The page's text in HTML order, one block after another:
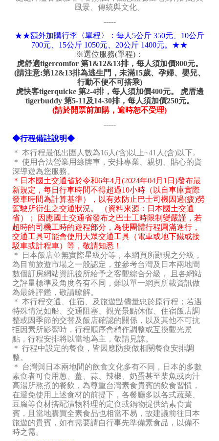
風景、傳統與文化。
-----
★★額外加購行李〈單程〉：每人5公斤 350元、10公斤
700元、15公斤 1050元、20公斤 1400元。★★
※選位服務(單程)：
虎舒適tigercomfor 第1&12&13排，每人須加價800元。
(請注意:第12&13排為逃生門，未滿15歲、孕婦、嬰兒、
行動不便不可搭乘)
虎快客tigerquicke 第2-4排，每人須加價400元。 虎厝邊
tigerbuddy 第5-11及14-30排，每人須加價250元。
(請於開票前加購，逾時恕不受理)
-----
◆行程備註說明◆
＊ 本行程最低出團人數為16人(含)以上~41人(含)以下。
＊ 使用合法營業用綠牌車，安排專業、親切、貼心的資
深導遊為您服務。
＊日本國土交通省於令和6年4月(2024年04月1日)發布最
新規定，每日行車時間不得超過10小時（以自車庫實際
發車時間為計算基準），以有效防止巴士司機因過(疲)勞
駕駛所衍生之交通狀況。 （資料來源：日本國土交通
省）； 因應國土交通省發布之巴士工時限制變嚴謹，若
超時的司機工時的遊程部分，為使團體行程圓滿進行，
交通工具可能會使用大眾交通工具（電車或地下鐵或接
駁車或計程車）等，敬請知悉！
＊ 日本飯店並無實際星級分等，本網頁所顯現之分級，
為目前旅遊市場之一般認定，並參考台灣及日本兩地間
數個訂房網站資訊後所給予之客觀綜合分級， 且各網站
之評量標準及角度各有不同，難以單一網頁所載資訊做
為最終評鑑，敬請瞭解。
＊ 本行程交通、住宿、及旅遊點儘量忠於原行程；若遇
特殊情況如船、交通阻塞、觀光景點休假、住宿飯店調
整或因季節的交替及飯店確認的關係，以及其他不可抗
拒因素所影響時，行程順序會稍作調整或互換觀光景
點，行程安排將以當地為主，敬請見諒。
＊ 行程中設定的餐食，皆因應防疫做相關餐食安排調
整。
＊ 台灣與日本兩地間的飲食文化多有不同，日本的多數
素食者可食用蔥、薑、蒜、辣椒、奶蛋甚至柴魚或肉汁
高湯所熬煮的餐飲，為尊重台灣素食貴賓的飲食習慣，
在避免使用上述食材的前提下，各餐廳多以各式蔬菜、
豆腐等食材搭配漬物料理的定食或鍋物提供給素食貴
賓，且當地購買全素食品也相當不易，故建議前往日本
旅遊的貴賓，如有需要請自行事先準備素食品，以備不
時之需。